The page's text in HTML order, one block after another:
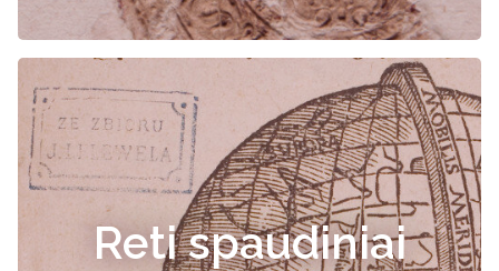
Reti spaudiniai